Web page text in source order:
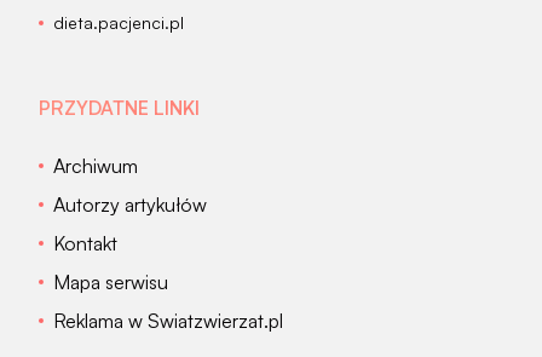
dieta.pacjenci.pl
PRZYDATNE LINKI
Archiwum
Autorzy artykułów
Kontakt
Mapa serwisu
Reklama w Swiatzwierzat.pl